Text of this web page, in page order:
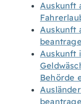
Auskunft
Auskunft
Auskunft
Behörde